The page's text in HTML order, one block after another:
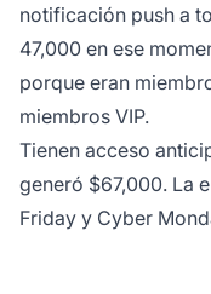
notificación push a
47,000 en ese
porque eran
miembros VIP.
Tienen acceso
generó $67,000. La
Friday y Cyber